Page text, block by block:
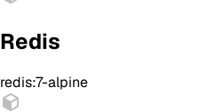
Redis
redis:7-alpine